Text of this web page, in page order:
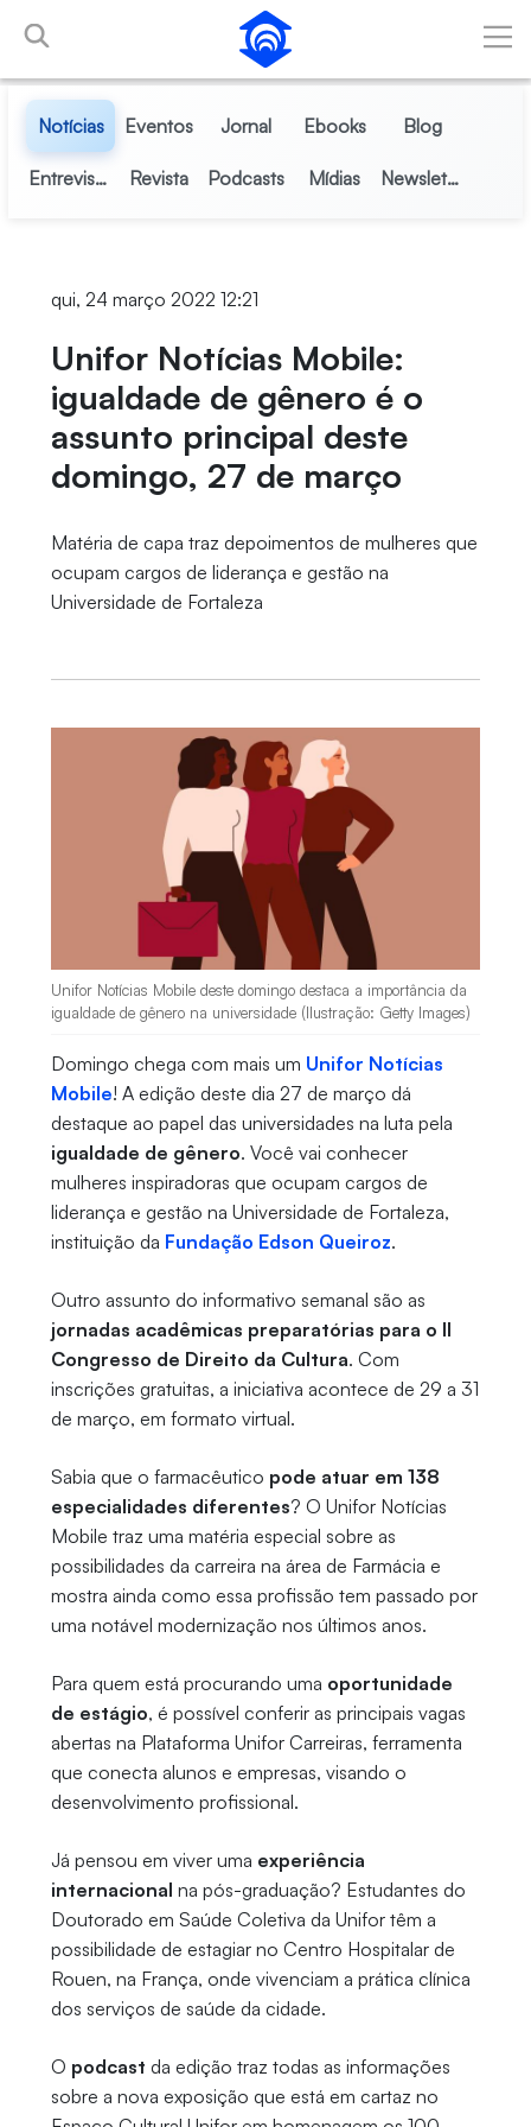
Pular para o Conteúdo principal
Notícias Eventos Jornal Ebooks Blog
Entrevistas Revista Podcasts Mídias Newsletter
qui, 24 março 2022 12:21
Unifor Notícias Mobile:
igualdade de gênero é o
assunto principal deste
domingo, 27 de março
Matéria de capa traz depoimentos de mulheres que
ocupam cargos de liderança e gestão na
Universidade de Fortaleza
Unifor Notícias Mobile deste domingo destaca a importância da
igualdade de gênero na universidade (Ilustração: Getty Images)
Domingo chega com mais um Unifor Notícias
Mobile! A edição deste dia 27 de março dá
destaque ao papel das universidades na luta pela
igualdade de gênero. Você vai conhecer
mulheres inspiradoras que ocupam cargos de
liderança e gestão na Universidade de Fortaleza,
instituição da Fundação Edson Queiroz.
Outro assunto do informativo semanal são as
jornadas acadêmicas preparatórias para o II
Congresso de Direito da Cultura. Com
inscrições gratuitas, a iniciativa acontece de 29 a 31
de março, em formato virtual.
Sabia que o farmacêutico pode atuar em 138
especialidades diferentes? O Unifor Notícias
Mobile traz uma matéria especial sobre as
possibilidades da carreira na área de Farmácia e
mostra ainda como essa profissão tem passado por
uma notável modernização nos últimos anos.
Para quem está procurando uma oportunidade
de estágio, é possível conferir as principais vagas
abertas na Plataforma Unifor Carreiras, ferramenta
que conecta alunos e empresas, visando o
desenvolvimento profissional.
Já pensou em viver uma experiência
internacional na pós-graduação? Estudantes do
Doutorado em Saúde Coletiva da Unifor têm a
possibilidade de estagiar no Centro Hospitalar de
Rouen, na França, onde vivenciam a prática clínica
dos serviços de saúde da cidade.
O podcast da edição traz todas as informações
sobre a nova exposição que está em cartaz no